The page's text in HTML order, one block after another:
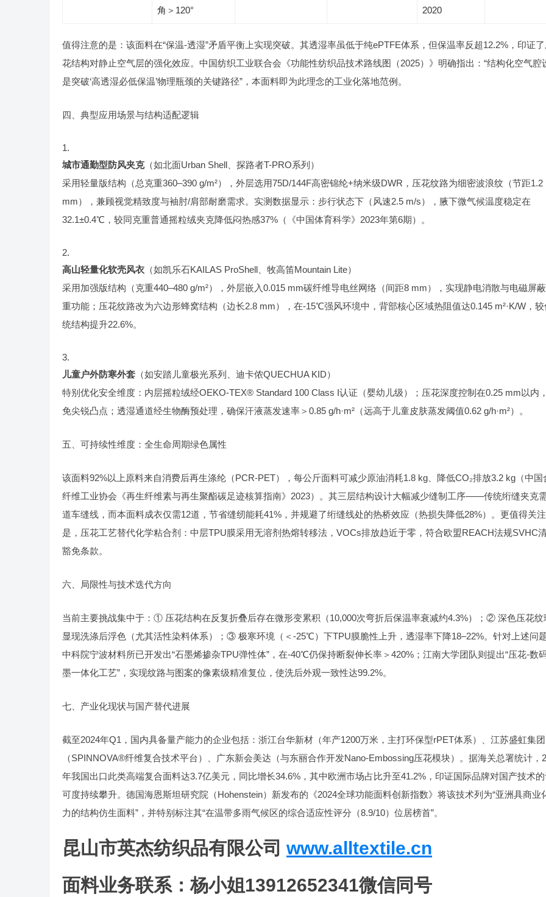
角＞120°
2020
值得注意的是：该面料在“保温-透湿”矛盾平衡上实现突破。其透湿率虽低于纯ePTFE体系，但保温率反超12.2%，印证
花结构对静止空气层的强化效应。中国纺织工业联合会《功能性纺织品技术路线图（2025）》明确指出：“结构化空气腔
是突破‘高透湿必低保温’物理瓶颈的关键路径”，本面料即为此理念的工业化落地范例。
四、典型应用场景与结构适配逻辑
城市通勤型防风夹克（如北面Urban Shell、探路者T-PRO系列）
采用轻量版结构（总克重360–390 g/m²），外层选用75D/144F高密锦纶+纳米级DWR，压花纹路为细密波浪纹（节距1.2
mm），兼顾视觉精致度与袖肘/肩部耐磨需求。实测数据显示：步行状态下（风速2.5 m/s），腋下微气候温度稳定在
32.1±0.4℃，较同克重普通摇粒绒夹克降低闷热感37%（《中国体育科学》2023年第6期）。
高山轻量化软壳风衣 （如凯乐石KAILAS ProShell、牧高笛Mountain Lite）
采用加强版结构（克重440–480 g/m²），外层嵌入0.015 mm碳纤维导电丝网络（间距8 mm），实现静电消散与电磁屏
重功能；压花纹路改为六边形蜂窝结构（边长2.8 mm），在-15℃强风环境中，背部核心区域热阻值达0.145 m²·K/W，较
统结构提升22.6%。
儿童户外防寒外套 （如安踏儿童极光系列、迪卡侬QUECHUA KID）
特别优化安全维度：内层摇粒绒经OEKO-TEX® Standard 100 Class I认证（婴幼儿级）；压花深度控制在0.25 mm以内
免尖锐凸点；透湿通道经生物酶预处理，确保汗液蒸发速率＞0.85 g/h·m²（远高于儿童皮肤蒸发阈值0.62 g/h·m²）。
五、可持续性维度：全生命周期绿色属性
该面料92%以上原料来自消费后再生涤纶（PCR-PET），每公斤面料可减少原油消耗1.8 kg、降低CO₂排放3.2 kg（中国
纤维工业协会《再生纤维素与再生聚酯碳足迹核算指南》2023）。其三层结构设计大幅减少缝制工序——传统绗缝夹克
道车缝线，而本面料成衣仅需12道，节省缝纫能耗41%，并规避了绗缝线处的热桥效应（热损失降低28%）。更值得关
是，压花工艺替代化学粘合剂：中层TPU膜采用无溶剂热熔转移法，VOCs排放趋近于零，符合欧盟REACH法规SVHC
豁免条款。
六、局限性与技术迭代方向
当前主要挑战集中于：① 压花结构在反复折叠后存在微形变累积（10,000次弯折后保温率衰减约4.3%）；② 深色压花纹
显现洗涤后浮色（尤其活性染料体系）；③ 极寒环境（＜-25℃）下TPU膜脆性上升，透湿率下降18–22%。针对上述问
中科院宁波材料所已开发出“石墨烯掺杂TPU弹性体”，在-40℃仍保持断裂伸长率＞420%；江南大学团队则提出“压花-数
墨一体化工艺”，实现纹路与图案的像素级精准复位，使洗后外观一致性达99.2%。
七、产业化现状与国产替代进展
截至2024年Q1，国内具备量产能力的企业包括：浙江台华新材（年产1200万米，主打环保型rPET体系）、江苏盛虹集团
（SPINNOVA®纤维复合技术平台）、广东新会美达（与东丽合作开发Nano-Embossing压花模块）。据海关总署统计，
年我国出口此类高端复合面料达3.7亿美元，同比增长34.6%，其中欧洲市场占比升至41.2%，印证国际品牌对国产技术
可度持续攀升。德国海恩斯坦研究院（Hohenstein）新发布的《2024全球功能面料创新指数》将该技术列为“亚洲具商业
力的结构仿生面料”，并特别标注其“在温带多雨气候区的综合适应性评分（8.9/10）位居榜首”。
昆山市英杰纺织品有限公司 www.alltextile.cn
面料业务联系：杨小姐13912652341微信同号